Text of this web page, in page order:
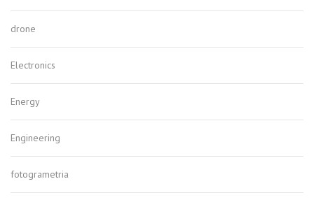
drone
Electronics
Energy
Engineering
fotogrametria